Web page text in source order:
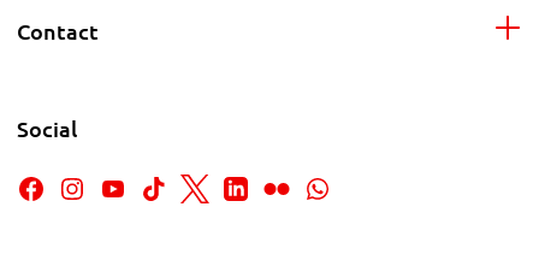
Contact
Social